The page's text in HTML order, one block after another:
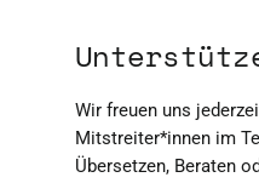
Wir freuen uns
Mitstreiter*innen im
Übersetzen, Beraten